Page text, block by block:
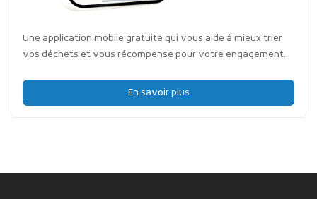
Une application mobile gratuite qui vous aide à mieux trier
vos déchets et vous récompense pour votre engagement.
En savoir plus